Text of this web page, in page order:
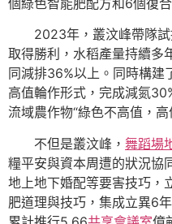
2023年，叢汶峰帶隊
取得勝利，水稻產量持續多
同減排36%以上。同時構
高值輪作形式，完成減氮
流域農作物“綠色不高值，
不但是叢汶峰， 舞蹈場
糧平安與資本周遭的狀況協
地上地下婚配等要害技巧，
肥道理與技巧，集成立異6